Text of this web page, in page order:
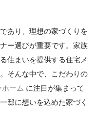
あり、理想の家づくりを
ー選びが重要です。家族
住まいを提供する住宅メ
そんな中で、こだわりの
ーム に注目が集まって
邸に想いを込めた家づく